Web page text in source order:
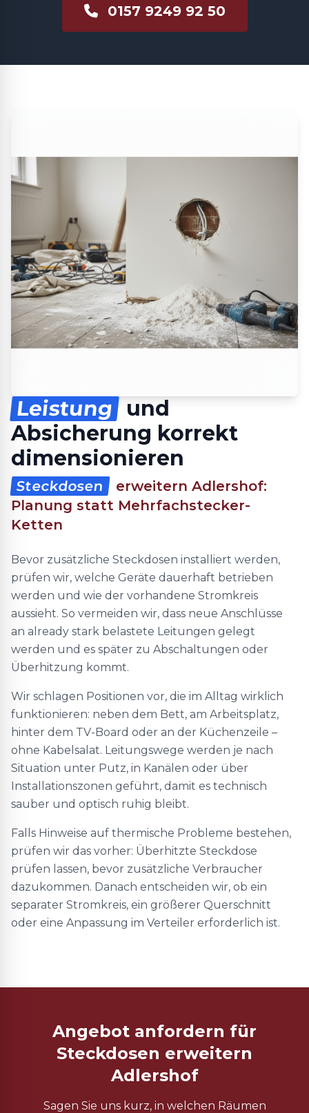
0157 9249 92 50
Leistung
und
Absicherung korrekt
dimensionieren
Steckdosen
erweitern Adlershof:
Planung statt Mehrfachstecker-
Ketten
Bevor zusätzliche Steckdosen installiert werden,
prüfen wir, welche Geräte dauerhaft betrieben
werden und wie der vorhandene Stromkreis
aussieht. So vermeiden wir, dass neue Anschlüsse
an already stark belastete Leitungen gelegt
werden und es später zu Abschaltungen oder
Überhitzung kommt.
Wir schlagen Positionen vor, die im Alltag wirklich
funktionieren: neben dem Bett, am Arbeitsplatz,
hinter dem TV-Board oder an der Küchenzeile –
ohne Kabelsalat. Leitungswege werden je nach
Situation unter Putz, in Kanälen oder über
Installationszonen geführt, damit es technisch
sauber und optisch ruhig bleibt.
Falls Hinweise auf thermische Probleme bestehen,
prüfen wir das vorher: Überhitzte Steckdose
prüfen lassen, bevor zusätzliche Verbraucher
dazukommen. Danach entscheiden wir, ob ein
separater Stromkreis, ein größerer Querschnitt
oder eine Anpassung im Verteiler erforderlich ist.
Angebot anfordern für
Steckdosen erweitern
Adlershof
Sagen Sie uns kurz, in welchen Räumen